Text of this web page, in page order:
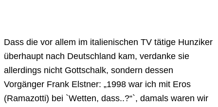
Dass die vor allem im italienischen TV tätige Hunziker
überhaupt nach Deutschland kam, verdanke sie
allerdings nicht Gottschalk, sondern dessen
Vorgänger Frank Elstner: „1998 war ich mit Eros
(Ramazotti) bei `Wetten, dass..?“`, damals waren wir